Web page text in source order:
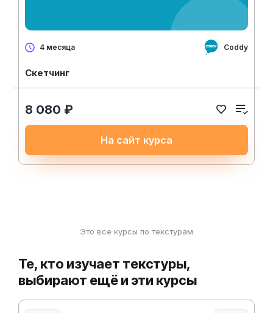
4 месяца Coddy
Скетчинг
8 080 ₽
На сайт курса
Это все курсы по текстурам
Те, кто изучает текстуры,
выбирают ещё и эти курсы